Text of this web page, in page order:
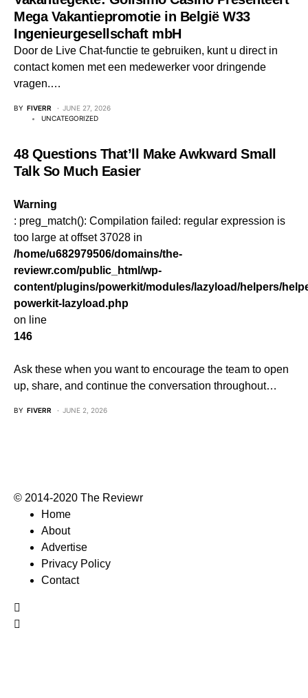
Mega Vakantiepromotie in België W33
Ingenieurgesellschaft mbH
Door de Live Chat-functie te gebruiken, kunt u direct in
contact komen met een medewerker voor dringende
vragen.…
BY FIVERR
JUNE 27, 2026
UNCATEGORIZED
48 Questions That’ll Make Awkward Small
Talk So Much Easier
Warning
: preg_match(): Compilation failed: regular expression is
too large at offset 37028 in
/home/u682979506/domains/the-
reviewr.com/public_html/wp-
content/plugins/powerkit/modules/lazyload/helpers/
powerkit-lazyload.php
on line
146
Ask these when you want to encourage the team to open
up, share, and continue the conversation throughout…
BY FIVERR JUNE 2, 2026
© 2014-2020 The Reviewr
Home
About
Advertise
Privacy Policy
Contact